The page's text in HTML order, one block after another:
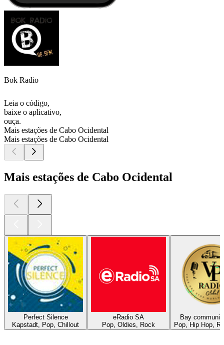
Bok Radio
Leia o código,
baixe o aplicativo,
ouça.
Mais estações de Cabo Ocidental
Mais estações de Cabo Ocidental
Mais estações de Cabo Ocidental
Perfect Silence
Kapstadt, Pop, Chillout
eRadio SA
Pop, Oldies, Rock
Bay
Pop, Hip Hop,